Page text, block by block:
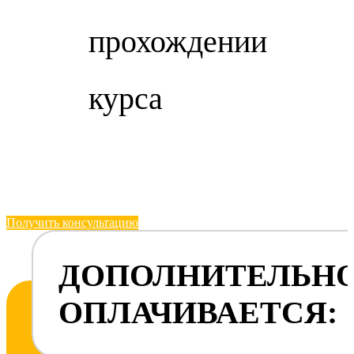
прохождении
курса
Получить консультацию
ОПЛАЧИВАЕТСЯ: